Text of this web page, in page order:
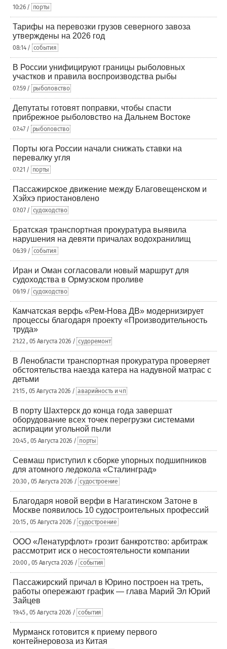
10:26 / порты
Тарифы на перевозки грузов северного завоза
утверждены на 2026 год
08:14 / события
В России унифицируют границы рыболовных
участков и правила воспроизводства рыбы
07:59 / рыболовство
Депутаты готовят поправки, чтобы спасти
прибрежное рыболовство на Дальнем Востоке
07:47 / рыболовство
Порты юга России начали снижать ставки на
перевалку угля
07:21 / порты
Пассажирское движение между Благовещенском и
Хэйхэ приостановлено
07:07 / судоходство
Братская транспортная прокуратура выявила
нарушения на девяти причалах водохранилищ
06:39 / события
Иран и Оман согласовали новый маршрут для
судоходства в Ормузском проливе
06:19 / судоходство
Камчатская верфь «Рем-Нова ДВ» модернизирует
процессы благодаря проекту «Производительность
труда»
21:22 , 05 Августа 2026 / судоремонт
В Ленобласти транспортная прокуратура проверяет
обстоятельства наезда катера на надувной матрас с
детьми
21:15 , 05 Августа 2026 / аварийность и чп
В порту Шахтерск до конца года завершат
оборудование всех точек перегрузки системами
аспирации угольной пыли
20:45 , 05 Августа 2026 / порты
Севмаш приступил к сборке упорных подшипников
для атомного ледокола «Сталинград»
20:30 , 05 Августа 2026 / судостроение
Благодаря новой верфи в Нагатинском Затоне в
Москве появилось 10 судостроительных профессий
20:15 , 05 Августа 2026 / судостроение
ООО «Ленатурфлот» грозит банкротство: арбитраж
рассмотрит иск о несостоятельности компании
20:00 , 05 Августа 2026 / события
Пассажирский причал в Юрино построен на треть,
работы опережают график — глава Марий Эл Юрий
Зайцев
19:45 , 05 Августа 2026 / события
Мурманск готовится к приему первого
контейнеровоза из Китая